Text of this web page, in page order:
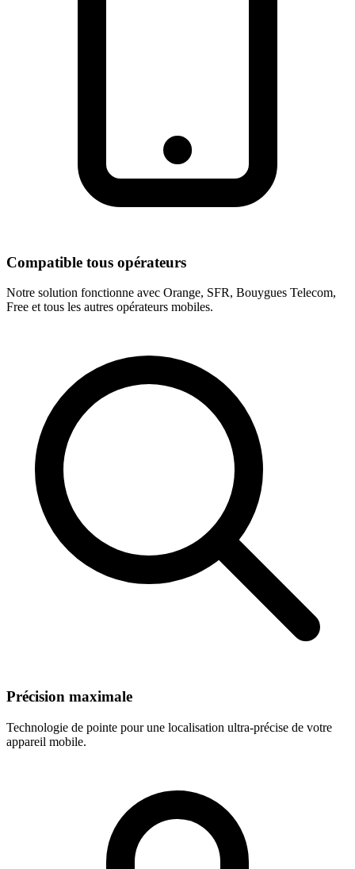
Compatible tous opérateurs
Notre solution fonctionne avec Orange, SFR, Bouygues Telecom,
Free et tous les autres opérateurs mobiles.
Précision maximale
Technologie de pointe pour une localisation ultra-précise de votre
appareil mobile.